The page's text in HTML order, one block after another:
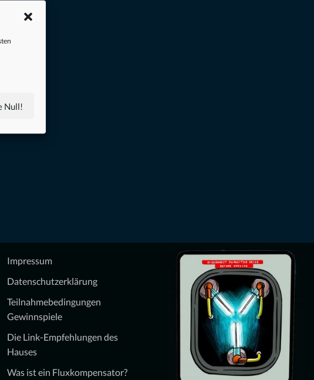
Null!
Impressum
Datenschutzerklärung
Teilnahmebedingungen
Gewinnspiele
Die Link-Empfehlungen des
Hauses
Was ist ein Fluxkompensator?